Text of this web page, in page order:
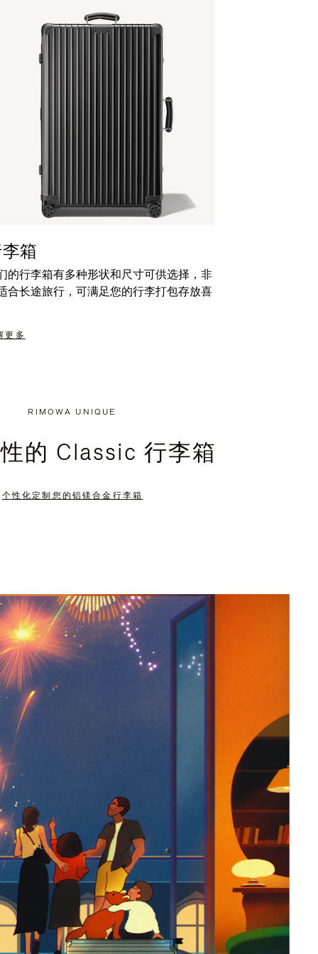
箱
的行李箱有多种形状和尺寸可供选择，非
合长途旅行，可满足您的行李打包存放喜
更多
RIMOWA UNIQUE
的 Classic 行李箱
个性化定制您的铝镁合金行李箱